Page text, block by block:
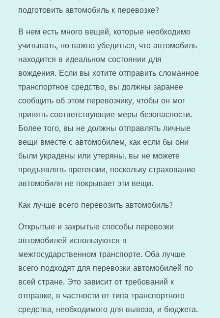
подготовить автомобиль к перевозке?
В нем есть много вещей, которые необходимо
учитывать, но важно убедиться, что автомобиль
находится в идеальном состоянии для
вождения. Если вы хотите отправить сломанное
транспортное средство, вы должны заранее
сообщить об этом перевозчику, чтобы он мог
принять соответствующие меры безопасности.
Более того, вы не должны отправлять личные
вещи вместе с автомобилем, как если бы они
были украдены или утеряны, вы не можете
предъявлять претензии, поскольку страхование
автомобиля не покрывает эти вещи.
Как лучше всего перевозить автомобиль?
Открытые и закрытые способы перевозки
автомобилей используются в
межгосударственном транспорте. Оба лучше
всего подходят для перевозки автомобилей по
всей стране. Это зависит от требований к
отправке, в частности от типа транспортного
средства, необходимого для вывоза, и бюджета.